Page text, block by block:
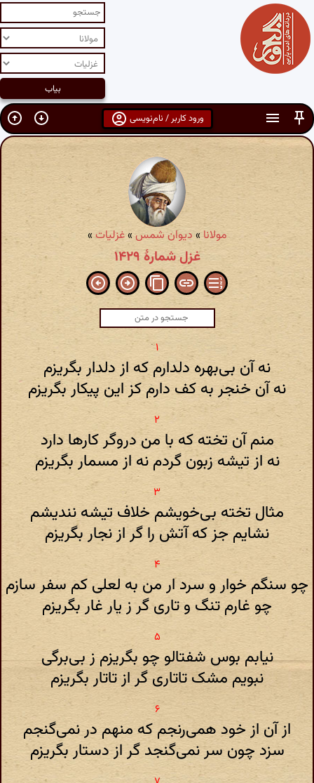
ورود کاربر / نام‌نویسی
مولانا » دیوان شمس»غزلیات »
غزل شمارهٔ ۱۴۲۹
نه آن بی‌بهره دلدارم که از دلدار بگریزم
نه آن خنجر به کف دارم کز این پیکار بگریزم
منم آن تخته که با من دروگر کارها دارد
نه از تیشه زبون گردم نه از مسمار بگریزم
مثال تخته بی‌خویشم خلاف تیشه نندیشم
نشایم جز که آتش را گر از نجار بگریزم
چو سنگم خوار و سرد ار من به لعلی کم سفر سازم
چو غارم تنگ و تاری گر ز یار غار بگریزم
نیابم بوس شفتالو چو بگریزم ز بی‌برگی
نبویم مشک تاتاری گر از تاتار بگریزم
از آن از خود همی‌رنجم که منهم در نمی‌گنجم
سزد چون سر نمی‌گنجد گر از دستار بگریزم